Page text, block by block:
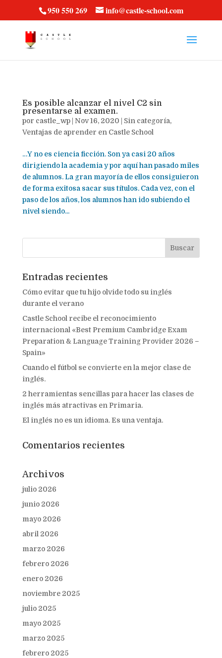
950 550 269 info@castle-school.com
Es posible alcanzar el nivel C2 sin
presentarse al examen.
por castle_wp| Nov 16, 2020 Sin categoría,
Ventajas de aprender en Castle School
…Y no es ciencia ficción. Son ya casi 20 años
dirigiendo la academia y por aquí han pasado miles
de alumnos. La gran mayoría de ellos consiguieron
de forma exitosa sacar sus títulos. Cada vez, con el
paso de los años, los alumnos han ido subiendo el
nivel siendo...
Entradas recientes
Cómo evitar que tu hijo olvide todo su inglés
durante el verano
Castle School recibe el reconocimiento
internacional «Best Premium Cambridge Exam
Preparation & Language Training Provider 2026 –
Spain»
Cuando el fútbol se convierte en la mejor clase de
inglés.
2 herramientas sencillas para hacer las clases de
inglés más atractivas en Primaria.
El inglés no es un idioma. Es una ventaja.
Comentarios recientes
Archivos
julio 2026
junio 2026
mayo 2026
abril 2026
marzo 2026
febrero 2026
enero 2026
noviembre 2025
julio 2025
mayo 2025
marzo 2025
febrero 2025